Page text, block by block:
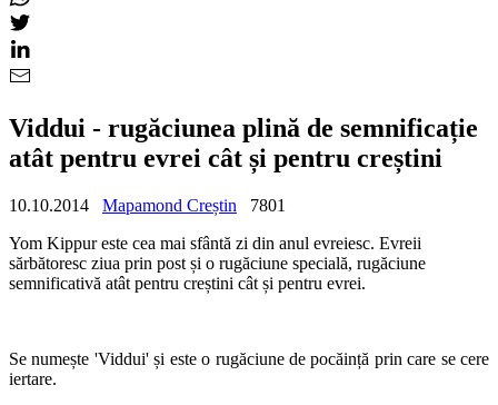
Viddui - rugăciunea plină de semnificație
atât pentru evrei cât și pentru creștini
10.10.2014 Mapamond Creștin
7801
Yom Kippur este cea mai sfântă zi din anul evreiesc. Evreii
sărbătoresc ziua prin post și o rugăciune specială, rugăciune
semnificativă atât pentru creștini cât și pentru evrei.
Se numește 'Viddui'și este o rugăciune de pocăință prin care se cere
iertare.